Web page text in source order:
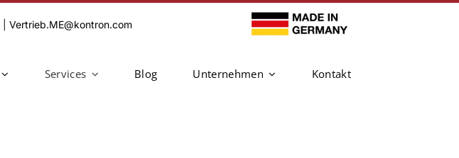
|Vertrieb.ME@kontron.com
Services Blog Unternehmen Kontakt